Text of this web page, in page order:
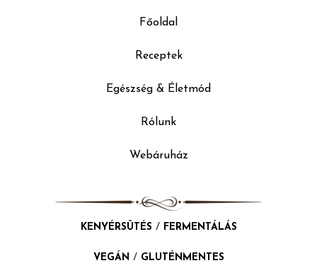
Főoldal
Receptek
Egészség & Életmód
Rólunk
Webáruház
KENYÉRSÜTÉS / FERMENTÁLÁS
VEGÁN / GLUTÉNMENTES